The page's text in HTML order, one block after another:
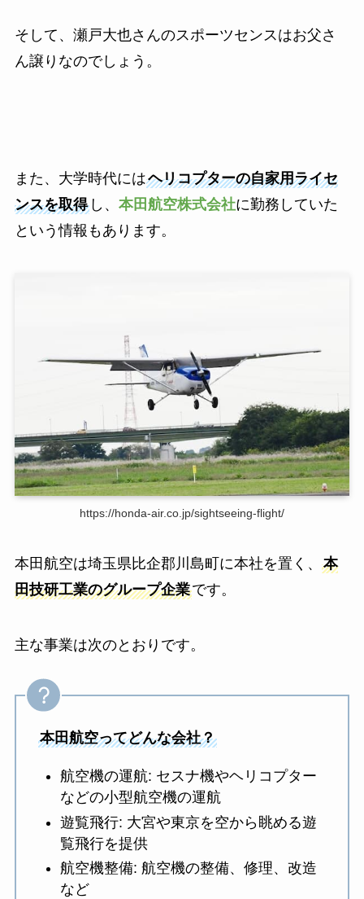
そして、瀬戸大也さんのスポーツセンスはお父さ
ん譲りなのでしょう。
また、大学時代にはヘリコプターの自家用ライセ
ンスを取得し、 本田航空株式会社に勤務していた
という情報もあります。
https://honda-air.co.jp/sightseeing-flight/
本田航空は埼玉県比企郡川島町に本社を置く、 本
田技研工業のグループ企業です。
主な事業は次のとおりです。
本田航空ってどんな会社？
航空機の運航: セスナ機やヘリコプター
などの小型航空機の運航
遊覧飛行: 大宮や東京を空から眺める遊
覧飛行を提供
航空機整備: 航空機の整備、修理、改造
など